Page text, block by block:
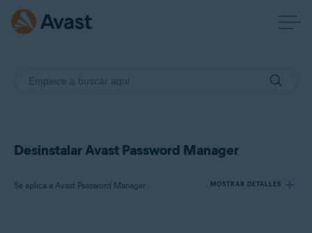
Desinstalar Avast Password Manager
Se aplica a Avast Password Manager MOSTRAR DETALLES